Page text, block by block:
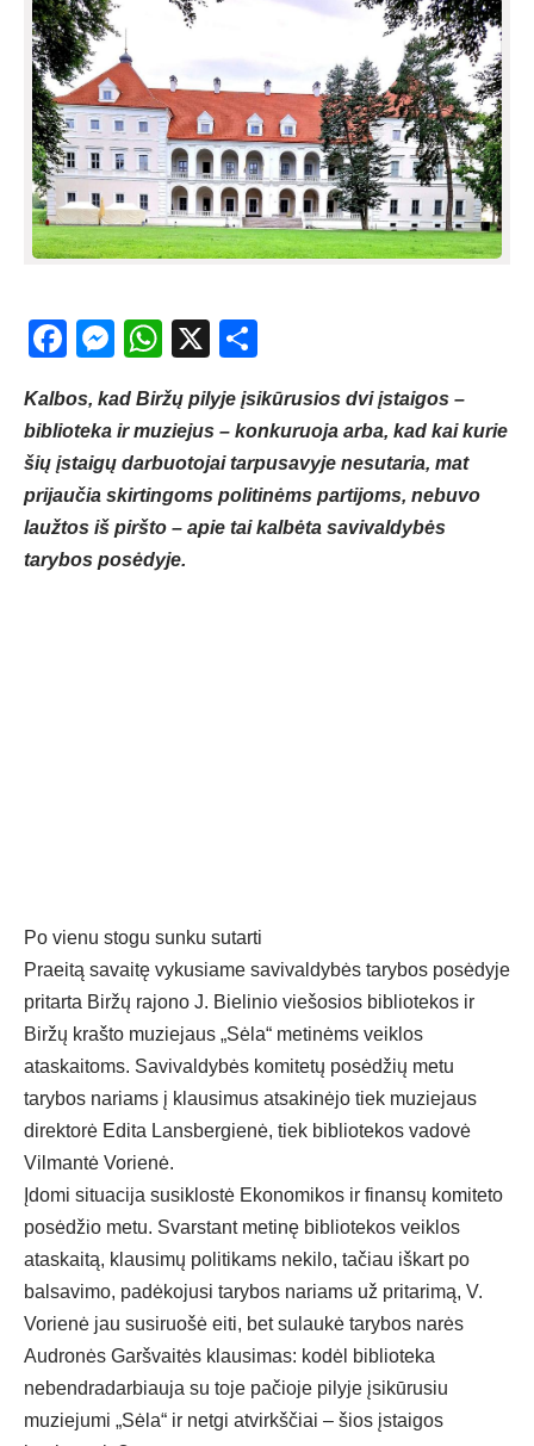
Facebook
Messenger
WhatsApp
X
Kalbos, kad Biržų pilyje įsikūrusios dvi įstaigos –
biblioteka ir muziejus – konkuruoja arba, kad kai kurie
šių įstaigų darbuotojai tarpusavyje nesutaria, mat
prijaučia skirtingoms politinėms partijoms, nebuvo
laužtos iš piršto – apie tai kalbėta savivaldybės
tarybos posėdyje.
Po vienu stogu sunku sutarti
Praeitą savaitę vykusiame savivaldybės tarybos posėdyje
pritarta Biržų rajono J. Bielinio viešosios bibliotekos ir
Biržų krašto muziejaus „Sėla“ metinėms veiklos
ataskaitoms. Savivaldybės komitetų posėdžių metu
tarybos nariams į klausimus atsakinėjo tiek muziejaus
direktorė Edita Lansbergienė, tiek bibliotekos vadovė
Vilmantė Vorienė.
Įdomi situacija susiklostė Ekonomikos ir finansų komiteto
posėdžio metu. Svarstant metinę bibliotekos veiklos
ataskaitą, klausimų politikams nekilo, tačiau iškart po
balsavimo, padėkojusi tarybos nariams už pritarimą, V.
Vorienė jau susiruošė eiti, bet sulaukė tarybos narės
Audronės Garšvaitės klausimas: kodėl biblioteka
nebendradarbiauja su toje pačioje pilyje įsikūrusiu
muziejumi „Sėla“ ir netgi atvirkščiai – šios įstaigos